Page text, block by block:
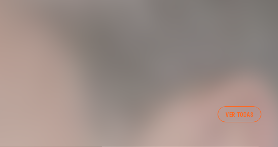
VER TODAS